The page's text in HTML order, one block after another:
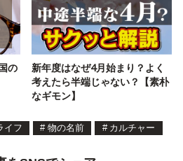
の
新年度はなぜ4月始まり？よく
考えたら半端じゃない？【素朴
なギモン】
イフ # 物の名前 # カルチャー